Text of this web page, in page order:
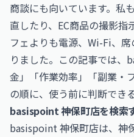
商談にも向いています。私
直したり、EC商品の撮影指
フェよりも電源、Wi-Fi、
りました。この記事では
金」「作業効率」「副業・
の順に、使う前に判断でき
basispoint 神保町店を検索
basispoint 神保町店は、神